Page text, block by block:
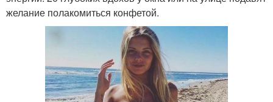
желание полакомиться конфетой.